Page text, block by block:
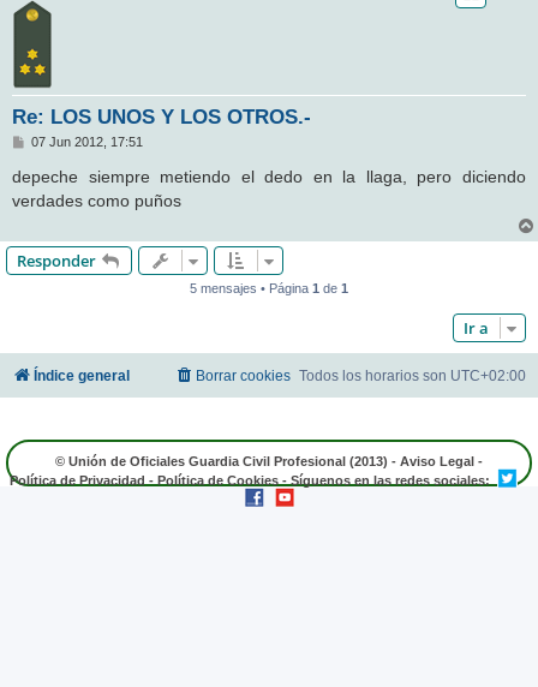
Re: LOS UNOS Y LOS OTROS.-
M
n
s
a
07 Jun 2012, 17:51
depeche siempre metiendo el dedo en la llaga, pero diciendo
verdades como puños
Responder
5 mensajes • Página 1 de 1
Ir a
Índice general Todos los horarios son UTC+02:00
Borrar cookies
© Unión de Oficiales Guardia Civil Profesional (2013) - Aviso Legal -
Política de Privacidad - Política de Cookies - Síguenos en las redes sociales: